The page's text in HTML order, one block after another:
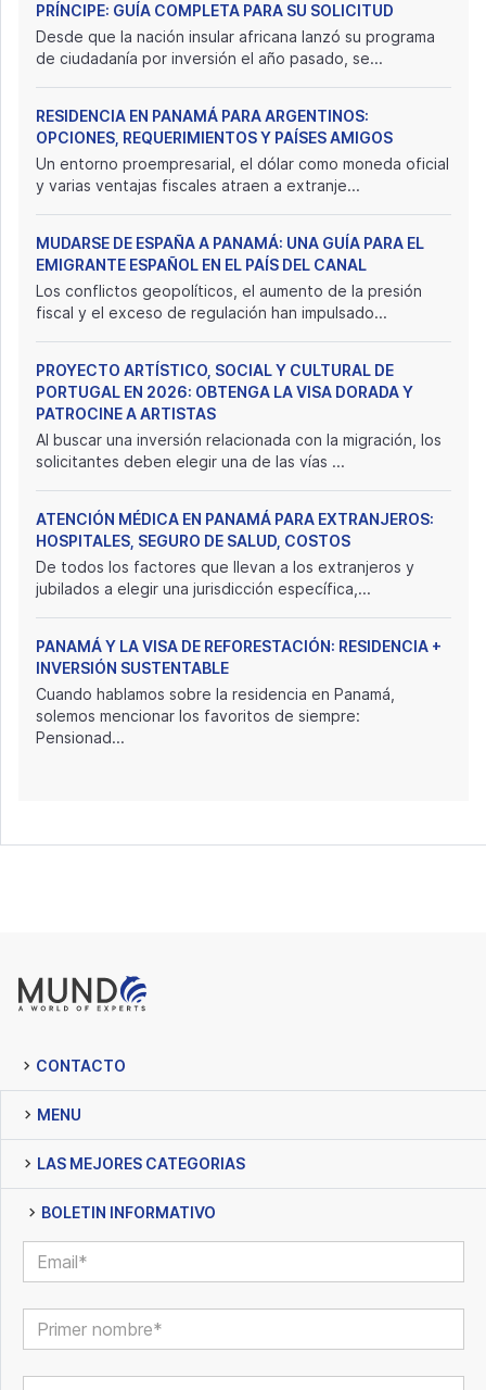
PRÍNCIPE: GUÍA COMPLETA PARA SU SOLICITUD
Desde que la nación insular africana lanzó su programa
de ciudadanía por inversión el año pasado, se...
RESIDENCIA EN PANAMÁ PARA ARGENTINOS:
OPCIONES, REQUERIMIENTOS Y PAÍSES AMIGOS
Un entorno proempresarial, el dólar como moneda oficial
y varias ventajas fiscales atraen a extranje...
MUDARSE DE ESPAÑA A PANAMÁ: UNA GUÍA PARA EL
EMIGRANTE ESPAÑOL EN EL PAÍS DEL CANAL
Los conflictos geopolíticos, el aumento de la presión
fiscal y el exceso de regulación han impulsado...
PROYECTO ARTÍSTICO, SOCIAL Y CULTURAL DE
PORTUGAL EN 2026: OBTENGA LA VISA DORADA Y
PATROCINE A ARTISTAS
Al buscar una inversión relacionada con la migración, los
solicitantes deben elegir una de las vías ...
ATENCIÓN MÉDICA EN PANAMÁ PARA EXTRANJEROS:
HOSPITALES, SEGURO DE SALUD, COSTOS
De todos los factores que llevan a los extranjeros y
jubilados a elegir una jurisdicción específica,...
PANAMÁ Y LA VISA DE REFORESTACIÓN: RESIDENCIA +
INVERSIÓN SUSTENTABLE
Cuando hablamos sobre la residencia en Panamá,
solemos mencionar los favoritos de siempre:
Pensionad...
CONTACTO
MENU
LAS MEJORES CATEGORIAS
BOLETIN INFORMATIVO